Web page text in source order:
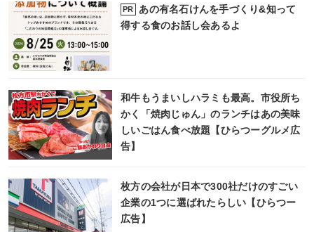
PR
あの有名石けんを手づくり&知って
得する食のお話し会あるよ
和牛もうまいしハラミも最高。市役所ち
かく「焼肉じゅん」のランチはあの美味
しいごはん食べ放題【ひらつーグルメ広
告】
枚方の会社が日本で300社だけのすごい
企業の1つに選ばれたらしい【ひらつー
広告】